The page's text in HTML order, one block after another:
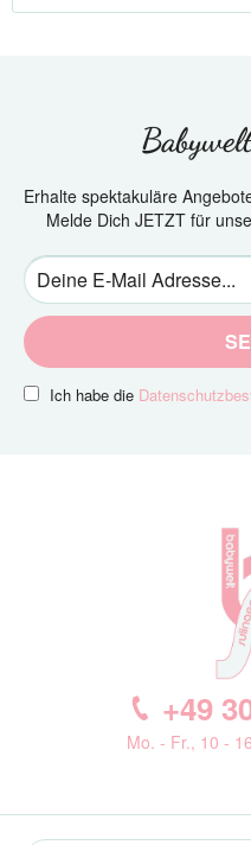
Erhalte spektakuläre
Melde Dich JETZT für
Ich habe die
+49
Mo. - Fr., 10 -